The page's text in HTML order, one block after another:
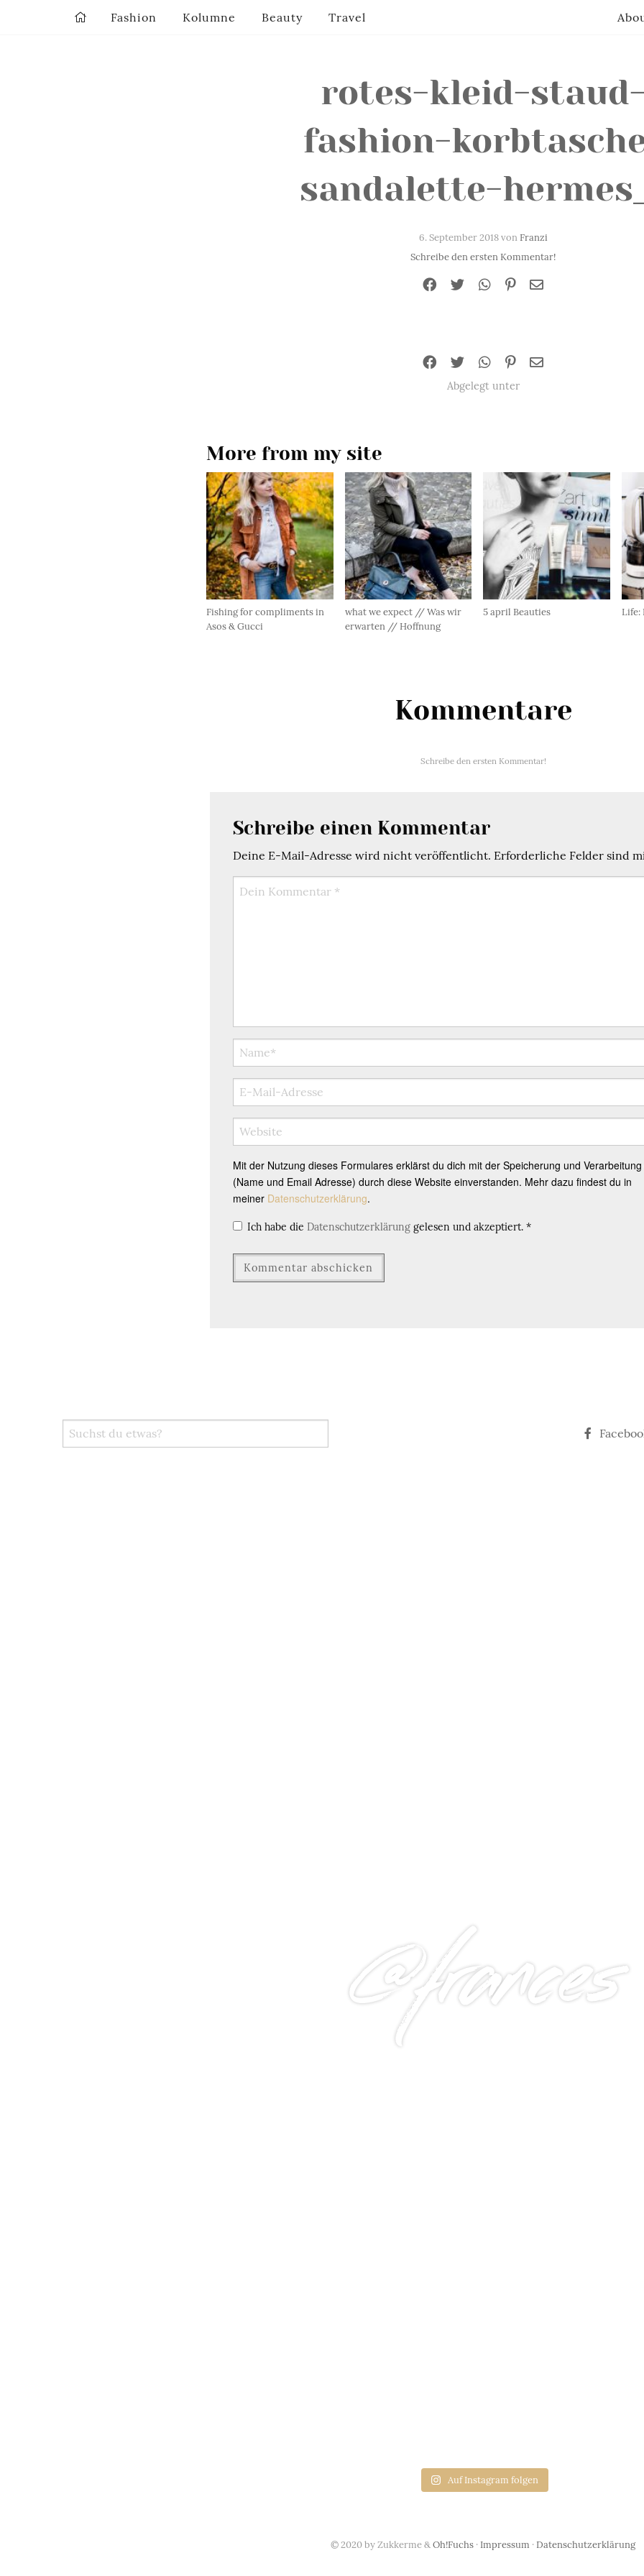
rotes-kleid-staud-
fashion-
sandalette-
6. September 2018 vonFranzi
Schreibe den ersten Kommentar!
Abgelegt unter
More from my site
Fishing for compliments in
Asos & Gucci
what we expect // Was wir
erwarten // Hoffnung
5 april Beauties Life:
Kommentare
Schreibe den ersten Kommentar!
Schreibe einen Kommentar
Deine E-Mail-Adresse wird nicht veröffentlicht. Erforderliche Felder sind
Mit der Nutzung dieses Formulares erklärst du dich mit der Speicherung und
(Name und Email Adresse) durch diese Website einverstanden. Mehr dazu findest du in
meiner Datenschutzerklärung.
Ich habe die Datenschutzerklärung gelesen und akzeptiert. *
Auf Instagram folgen
@frances
© 2020 by Zukkerme &Oh!Fuchs · Impressum · Datenschutzerklärung
Fashion Kolumne Beauty Travel